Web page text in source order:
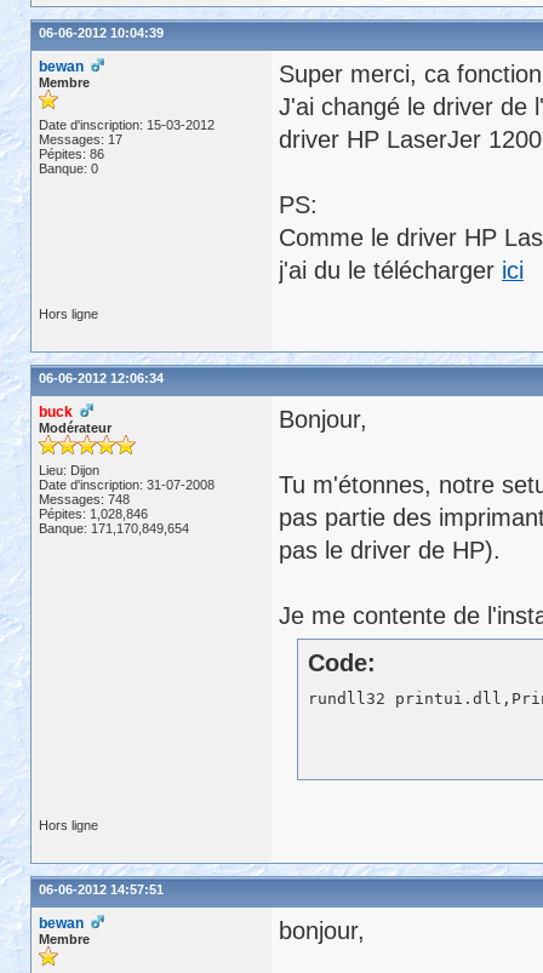
06-06-2012 10:04:39
bewan
Membre
Date d'inscription: 15-03-2012
Messages: 17
Pépites: 86
Banque: 0
Super merci, ca
J'ai changé le driver de
driver HP LaserJer
PS:
Comme le driver HP
j'ai du le télécharger ici
Hors ligne
06-06-2012 12:06:34
buck
Modérateur
Lieu: Dijon
Date d'inscription: 31-07-2008
Messages: 748
Pépites: 1,028,846
Banque: 171,170,849,654
Bonjour,
Tu m'étonnes, notre
pas partie des
pas le driver de HP).
Je me contente de
Code:
Hors ligne
06-06-2012 14:57:51
bewan
Membre bonjour,